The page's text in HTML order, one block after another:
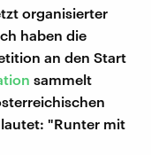
organisierter
haben die
an den Start
sammelt
"Runter mit